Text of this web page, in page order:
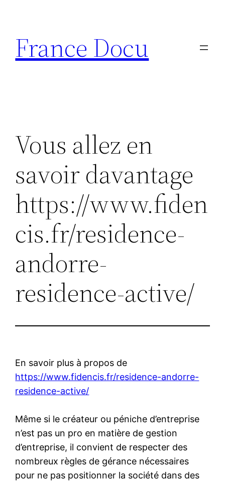
contenu
France Docu
Vous allez en
savoir davantage
https://www.fiden
cis.fr/residence-
andorre-
residence-active/
En savoir plus à propos de
https://www.fidencis.fr/residence-andorre-
residence-active/
Même si le créateur ou péniche d’entreprise
n’est pas un pro en matière de gestion
d’entreprise, il convient de respecter des
nombreux règles de gérance nécessaires
pour ne pas positionner la société dans des